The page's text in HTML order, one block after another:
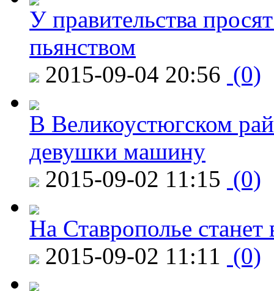
У правительства
пьянством
2015-09-04 20:56 (0)
В Великоустюгском
девушки машину
2015-09-02 11:15 (0)
На Ставрополье
2015-09-02 11:11 (0)